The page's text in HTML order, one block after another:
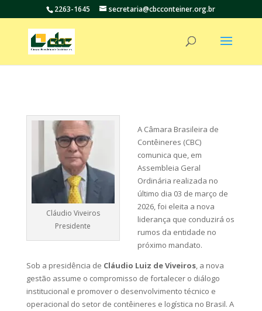
2263-1645 secretaria@cbcconteiner.org.br
Cláudio Viveiros
Presidente
A Câmara Brasileira de
Contêineres (CBC)
comunica que, em
Assembleia Geral
Ordinária realizada no
último dia 03 de março de
2026, foi eleita a nova
liderança que conduzirá os
rumos da entidade no
próximo mandato.
Sob a presidência de Cláudio Luiz de Viveiros, a nova
gestão assume o compromisso de fortalecer o diálogo
institucional e promover o desenvolvimento técnico e
operacional do setor de contêineres e logística no Brasil. A